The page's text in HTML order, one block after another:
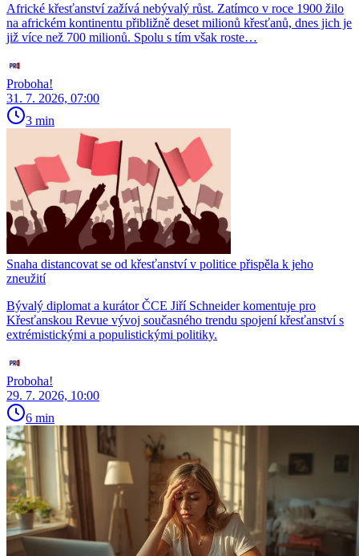
Africké křesťanství zažívá nebývalý růst. Zatímco v roce 1900 žilo
na africkém kontinentu přibližně deset milionů křesťanů, dnes jich je
již více než 700 milionů. Spolu s tím však roste…
Proboha!
31. 7. 2026, 07:00
3 min
Snaha distancovat se od křesťanství v politice přispěla k jeho
zneužití
Bývalý diplomat a kurátor ČCE Jiří Schneider komentuje pro
Křesťanskou Revue vývoj současného trendu spojení křesťanství s
extrémistickými a populistickými politiky.
Proboha!
29. 7. 2026, 10:00
6 min